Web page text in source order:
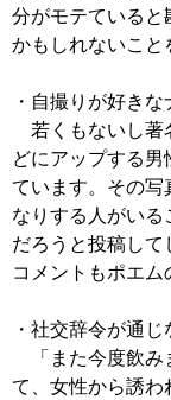
分がモテていると
かもしれないこと
・自撮りが好き
若くもないし著
どにアップする
ています。その写
なりする人がいる
だろうと投稿して
コメントもポエム
・社交辞令が通じ
「また今度飲み
て、女性から誘わ